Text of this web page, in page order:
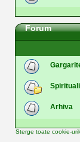
Forum
Arhiva
Sterge toate cookie-